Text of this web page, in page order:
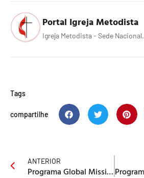
Portal Igreja Metodista
Igreja Metodista - Sede Nacional.
Tags
compartilhe
ANTERIOR
Programa Global Mission Fellows abre inscrições para 2020